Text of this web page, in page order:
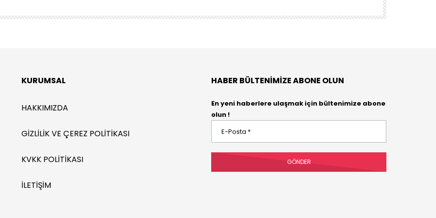
KURUMSAL
HAKKIMIZDA
GIZLILIK VE ÇEREZ POLITIKASI
KVKK POLITIKASI
İLETIŞIM
HABER BÜLTENIMIZE ABONE OLUN
En yeni haberlere ulaşmak için bültenimize abone
olun !
Posta